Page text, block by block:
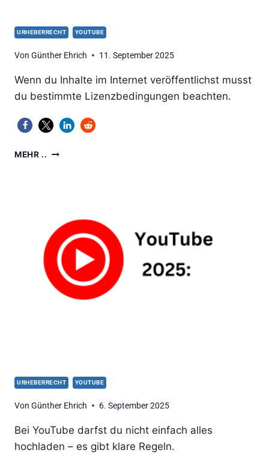
URHEBERRECHT YOUTUBE
Von Günther Ehrich 11. September 2025
Wenn du Inhalte im Internet veröffentlichst musst
du bestimmte Lizenzbedingungen beachten.
MEHR .. LIZENZBEDINGUNGEN:
URHEBERRECHT YOUTUBE
Von Günther Ehrich 6. September 2025
Bei YouTube darfst du nicht einfach alles
hochladen – es gibt klare Regeln.